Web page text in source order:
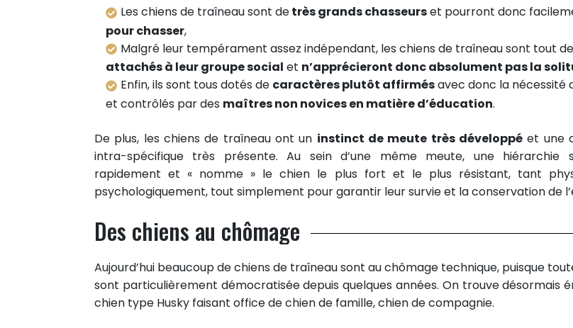
Partager sur Twitter
Epingler sur Pinterest
Les chiens de traîneau sont detrès grands chasseurset pourront donc
pour chasser,
Malgré leur tempérament assez indépendant, les chiens de traîneau sont tout
attachés à leur groupe social et n’apprécieront donc absolument pas la
Enfin, ils sont tous dotés de caractères plutôt affirmésavec donc la nécessité
et contrôlés par des maîtres non novices en matière d’éducation.
De plus, les chiens de traîneau ont un instinct de meute très développé et une
intra-spécifique très présente. Au sein d’une même meute, une hiérarchie
rapidement et « nomme » le chien le plus fort et le plus résistant, tant
psychologiquement, tout simplement pour garantir leur survie et la conservation de
Des chiens au chômage
Aujourd’hui beaucoup de chiens de traîneau sont au chômage technique, puisque
sont particulièrement démocratisée depuis quelques années. On trouve désormais
chien type Husky faisant office de chien de famille, chien de compagnie.